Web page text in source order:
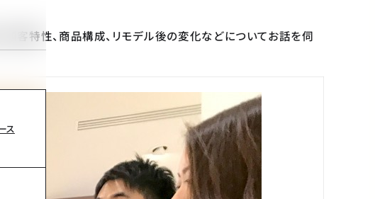
ス
客特性、商品構成、リモデル後の変化などについてお話を伺